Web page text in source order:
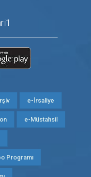
e-İrsaliye
e-Müstahsil
Programı